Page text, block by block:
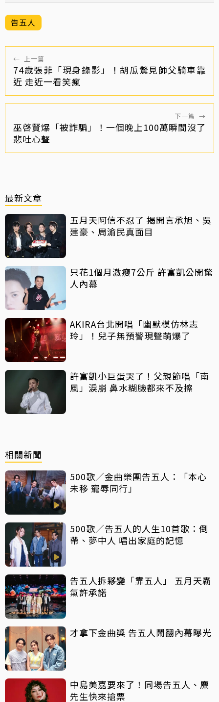
告五人
← 上一篇
74歲張菲「現身錄影」！胡瓜驚見師父騎車靠
近 走近一看笑瘋
下一篇 →
巫啓賢爆「被詐騙」！一個晚上100萬瞬間沒了
悲吐心聲
最新文章
五月天阿信不忍了 揭開言承旭、吳
建豪、周渝民真面目
只花1個月激瘦7公斤 許富凱公開驚
人內幕
AKIRA台北開唱「幽默模仿林志
玲」！兒子無預警現聲萌爆了
許富凱小巨蛋哭了！父親節唱「南
風」淚崩 鼻水糊臉都來不及擦
相關新聞
500歌／金曲樂團告五人：「本心
未移 寵辱同行」
500歌／告五人的人生10首歌：倒
帶、夢中人 唱出家庭的記憶
告五人拆夥變「靠五人」 五月天霸
氣許承諾
才拿下金曲獎 告五人鬧翻內幕曝光
中島美嘉要來了！同場告五人、麋
先生快來搶票